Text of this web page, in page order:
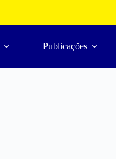
Publicações